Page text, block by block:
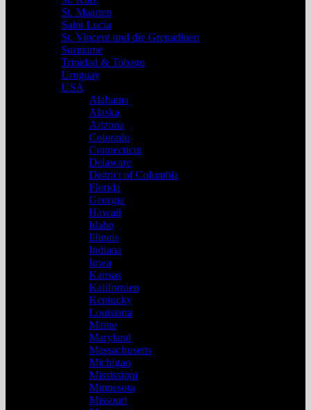
St. Maarten
Saint Lucia
St. Vincent und die Grenadinen
Suriname
Trinidad & Tobago
Uruguay
USA
Alabama
Alaska
Arizona
Colorado
Connecticut
Delaware
District of Columbia
Florida
Georgia
Hawaii
Idaho
Illinois
Indiana
Iowa
Kansas
Kalifornien
Kentucky
Louisiana
Maine
Maryland
Massachusetts
Michigan
Mississippi
Minnesota
Missouri